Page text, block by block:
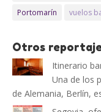
Portomarín
vuelos
Otros
Itinerario
Una de los
de Alemania, Berlín,